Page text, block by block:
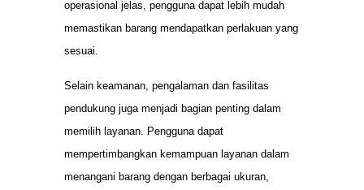
operasional jelas, pengguna dapat lebih mudah
memastikan barang mendapatkan perlakuan yang
sesuai.
Selain keamanan, pengalaman dan fasilitas
pendukung juga menjadi bagian penting dalam
memilih layanan. Pengguna dapat
mempertimbangkan kemampuan layanan dalam
menangani barang dengan berbagai ukuran,